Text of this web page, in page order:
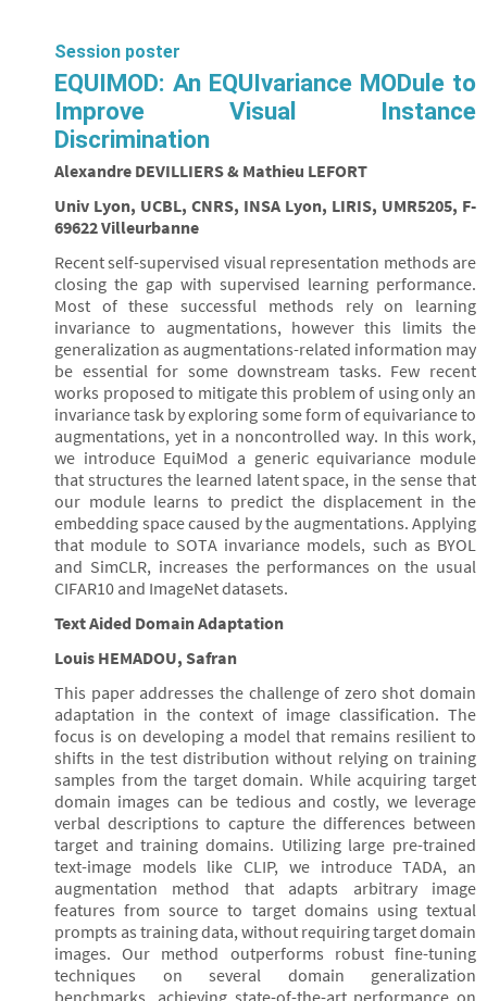
Session poster
EQUIMOD: An EQUIvariance MODule to
Improve Visual Instance
Discrimination
Alexandre DEVILLIERS & Mathieu LEFORT
Univ Lyon, UCBL, CNRS, INSA Lyon, LIRIS, UMR5205, F-
69622 Villeurbanne
Recent self-supervised visual representation methods are
closing the gap with supervised learning performance.
Most of these successful methods rely on learning
invariance to augmentations, however this limits the
generalization as augmentations-related information may
be essential for some downstream tasks. Few recent
works proposed to mitigate this problem of using only an
invariance task by exploring some form of equivariance to
augmentations, yet in a noncontrolled way. In this work,
we introduce EquiMod a generic equivariance module
that structures the learned latent space, in the sense that
our module learns to predict the displacement in the
embedding space caused by the augmentations. Applying
that module to SOTA invariance models, such as BYOL
and SimCLR, increases the performances on the usual
CIFAR10 and ImageNet datasets.
Text Aided Domain Adaptation
Louis HEMADOU, Safran
This paper addresses the challenge of zero shot domain
adaptation in the context of image classification. The
focus is on developing a model that remains resilient to
shifts in the test distribution without relying on training
samples from the target domain. While acquiring target
domain images can be tedious and costly, we leverage
verbal descriptions to capture the differences between
target and training domains. Utilizing large pre-trained
text-image models like CLIP, we introduce TADA, an
augmentation method that adapts arbitrary image
features from source to target domains using textual
prompts as training data, without requiring target domain
images. Our method outperforms robust fine-tuning
techniques on several domain generalization
benchmarks, achieving state-of-the-art performance on